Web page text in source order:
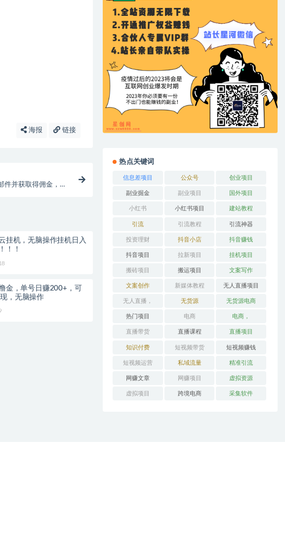
海报 链接
件并获取得佣金，轻
挂机，无脑操作挂机日入
！！
金，单号日赚200+，可
，无脑操作
热点关键词
信息差项目 公众号 创业项目
副业掘金 副业项目 国外项目
小红书 小红书项目 建站教程
引流 引流教程 引流神器
投资理财 抖音小店 抖音赚钱
抖音项目 拉新项目 挂机项目
搬砖项目 搬运项目 文案写作
文案创作 新媒体教程 无人直播项目
无人直播， 无货源 无货源电商
热门项目 电商 电商，
直播带货 直播课程 直播项目
知识付费 短视频带货 短视频赚钱
短视频运营 私域流量 精准引流
网赚文章 网赚项目 虚拟资源
虚拟项目 跨境电商 采集软件